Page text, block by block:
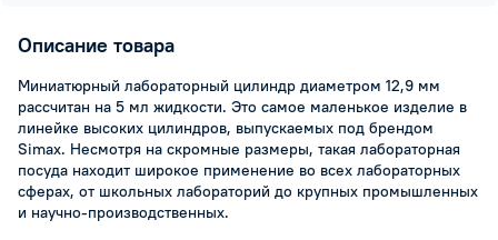
Описание товара
Миниатюрный лабораторный цилиндр диаметром 12,9 мм
рассчитан на 5 мл жидкости. Это самое маленькое изделие в
линейке высоких цилиндров, выпускаемых под брендом
Simax. Несмотря на скромные размеры, такая лабораторная
посуда находит широкое применение во всех лабораторных
сферах, от школьных лабораторий до крупных промышленных
и научно-производственных.